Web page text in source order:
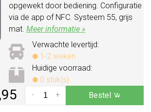
opgewekt door bediening. Configuratie
via de app of NFC. Systeem 55, grijs
mat. Meer informatie »
Verwachte levertijd:
1-2 weken
Huidige voorraad:
0 stuk(s)
+
- Bestel